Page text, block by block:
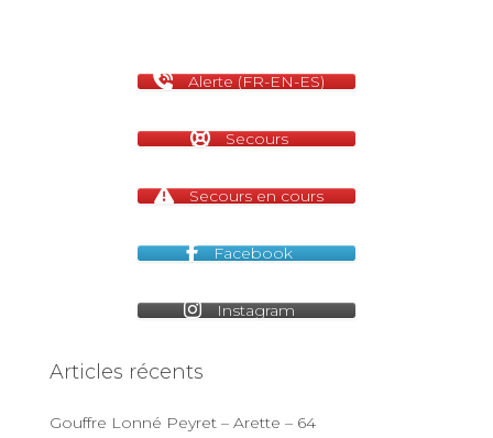
Alerte (FR-EN-ES)
Secours
Secours en cours
Facebook
Instagram
Articles récents
Gouffre Lonné Peyret – Arette – 64